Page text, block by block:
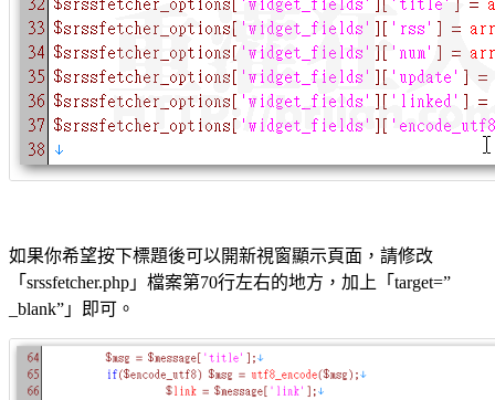
如果你希望按下標題後可以開新視窗顯示頁面，請修改
「srssfetcher.php」檔案第70行左右的地方，加上「target=”
_blank”」即可。